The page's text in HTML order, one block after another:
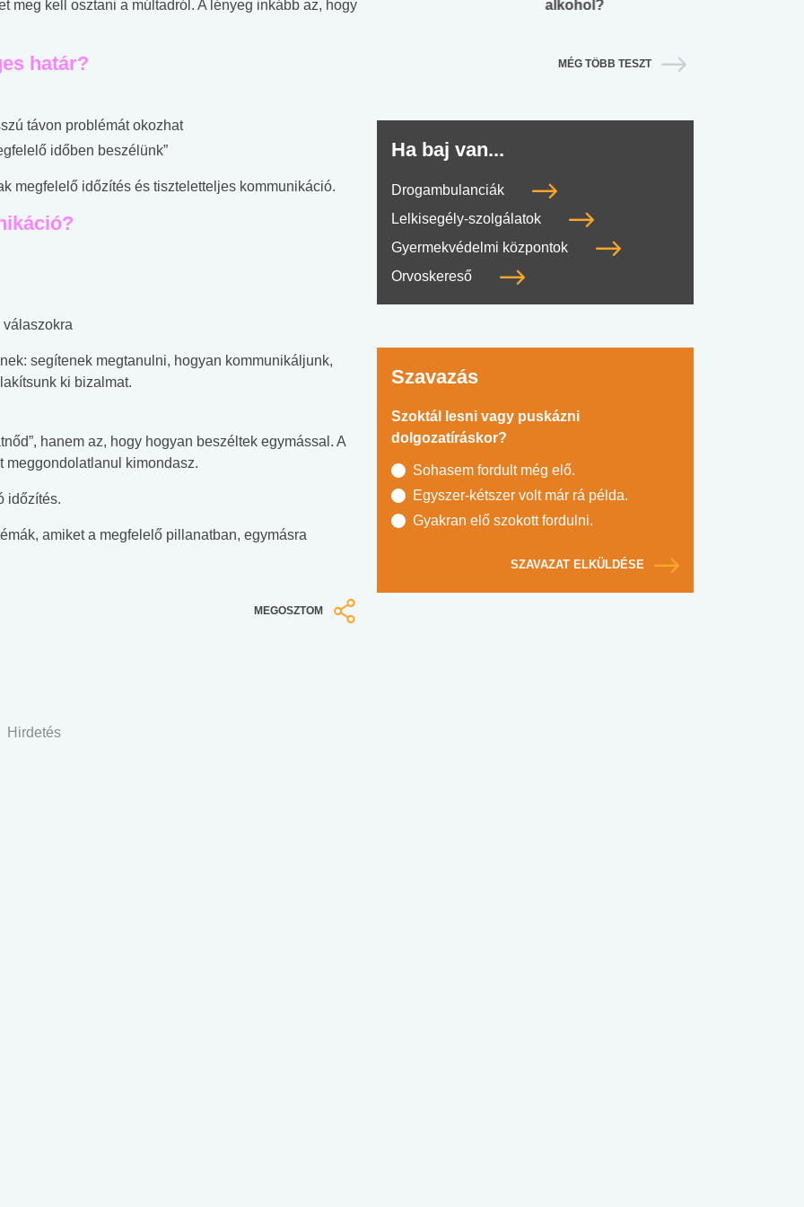
meg kell osztani a múltadról. A lényeg inkább az, hogy
határ?
távon problémát okozhat
időben beszélünk”
megfelelő időzítés és tiszteletteljes kommunikáció.
segítenek megtanulni, hogyan kommunikáljunk,
ki bizalmat.
hanem az, hogy hogyan beszéltek egymással. A
meggondolatlanul kimondasz.
időzítés.
amiket a megfelelő pillanatban, egymásra
MEGOSZTOM
Hirdetés
nyelvvizsga teszt -
teszt alkohol?
MÉG TÖBB TESZT
Ha baj van...
Drogambulanciák
Lelkisegély-szolgálatok
Gyermekvédelmi központok
Orvoskereső
Szavazás
Szoktál lesni vagy puskázni
dolgozatíráskor?
Sohasem fordult még elő.
Egyszer-kétszer volt már rá példa.
Gyakran elő szokott fordulni.
SZAVAZAT ELKÜLDÉSE